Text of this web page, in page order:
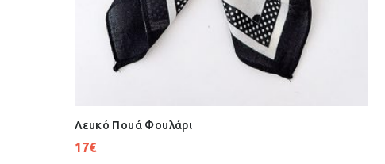
Λευκό Πουά Φουλάρι
17€